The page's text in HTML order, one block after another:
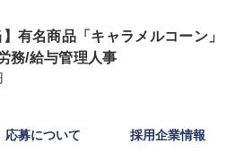
有名商品「キャラメルコーン」
務/給与管理人事
応募について 採用企業情報